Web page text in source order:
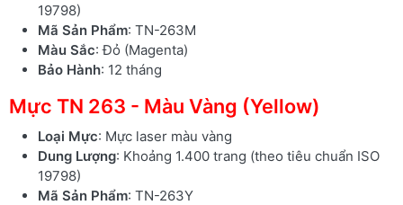
19798)
Mã Sản Phẩm: TN-263M
Màu Sắc: Đỏ (Magenta)
Bảo Hành: 12 tháng
Mực TN 263 - Màu Vàng (Yellow)
Loại Mực: Mực laser màu vàng
Dung Lượng: Khoảng 1.400 trang (theo tiêu chuẩn ISO
19798)
Mã Sản Phẩm: TN-263Y